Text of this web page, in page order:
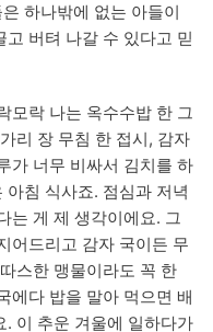
하나밖에 없는 아들이
버텨 나갈 수 있다고 믿
모락 나는 옥수수밥 한 그
리 장 무침 한 접시, 감자
가 너무 비싸서 김치를 하
침 식사죠. 점심과 저녁
는 게 제 생각이에요. 그
어드리고 감자 국이든 무
스한 맹물이라도 꼭 한
에다 밥을 말아 먹으면 배
. 이 추운 겨울에 일하다가